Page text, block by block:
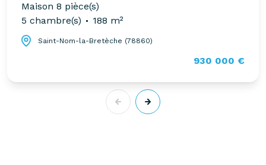
Maison 8 pièce(s)
5 chambre(s)
188 m²
Saint-Nom-la-Bretèche (78860)
930 000 €